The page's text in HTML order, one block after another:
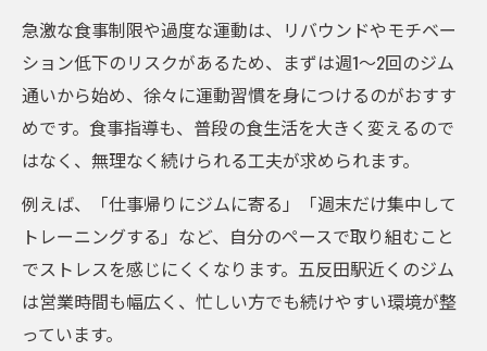
女性に支持されるポイントを深掘り
楽に続けやすいサポート体制の魅力
駅近ジムのメリットを実感する瞬間
五反田エリアで選ばれる理由を分析
急激な食事制限や過度な運動は、リバウンドやモチベー
ション低下のリスクがあるため、まずは週1～2回のジム
通いから始め、徐々に運動習慣を身につけるのがおすす
めです。食事指導も、普段の食生活を大きく変えるので
はなく、無理なく続けられる工夫が求められます。
例えば、「仕事帰りにジムに寄る」「週末だけ集中して
トレーニングする」など、自分のペースで取り組むこと
でストレスを感じにくくなります。五反田駅近くのジム
は営業時間も幅広く、忙しい方でも続けやすい環境が整
っています。